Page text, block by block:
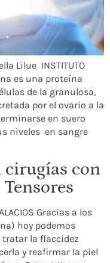
Lilue INSTITUTO
es una proteína
de la granulosa,
por el ovario a la
en suero
niveles en sangre
con
Gracias a los
hoy podemos
tratar la flaccidez
y reafirmar la piel